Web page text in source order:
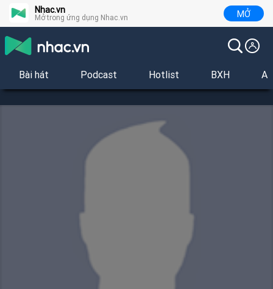
Nhac.vn
Mở trong ứng dụng Nhac.vn MỞ
Bài hát Podcast Hotlist BXH